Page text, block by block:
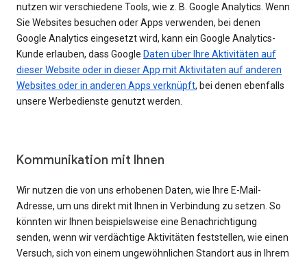
nutzen wir verschiedene Tools, wie z. B. Google Analytics. Wenn
Sie Websites besuchen oder Apps verwenden, bei denen
Google Analytics eingesetzt wird, kann ein Google Analytics-
Kunde erlauben, dass Google Daten über Ihre Aktivitäten auf
dieser Website oder in dieser App mit Aktivitäten auf anderen
Websites oder in anderen Apps verknüpft, bei denen ebenfalls
unsere Werbedienste genutzt werden.
Kommunikation mit Ihnen
Wir nutzen die von uns erhobenen Daten, wie Ihre E-Mail-
Adresse, um uns direkt mit Ihnen in Verbindung zu setzen. So
könnten wir Ihnen beispielsweise eine Benachrichtigung
senden, wenn wir verdächtige Aktivitäten feststellen, wie einen
Versuch, sich von einem ungewöhnlichen Standort aus in Ihrem